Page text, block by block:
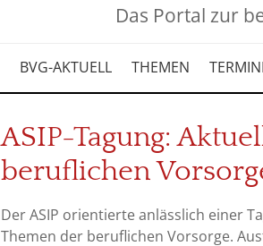
Das Portal zur
BVG-AKTUELL THEMEN
ASIP-Tagung:
beruflichen
Der ASIP orientierte anlässlich einer
Themen der beruflichen Vorsorge.